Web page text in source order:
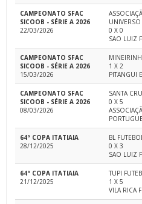
CAMPEONATO SFAC
SICOOB - SÉRIE A 2026
22/03/2026
UNIVERSO
0 X 0
SAO LUIZ
CAMPEONATO SFAC
SICOOB - SÉRIE A 2026
15/03/2026
1 X 2
PITANGUI
CAMPEONATO SFAC
SICOOB - SÉRIE A 2026
08/03/2026
SANTA
0 X 5
64ª COPA ITATIAIA
28/12/2025
BL
0 X 3
SAO LUIZ
64ª COPA ITATIAIA
21/12/2025
TUPI
1 X 5
VILA RICA